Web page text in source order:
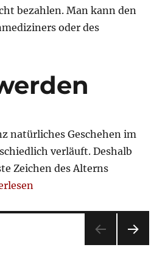
bezahlen. Man kann den
oder des
natürliches Geschehen im
verläuft. Deshalb
Zeichen des Alterns
durch älterwerden“